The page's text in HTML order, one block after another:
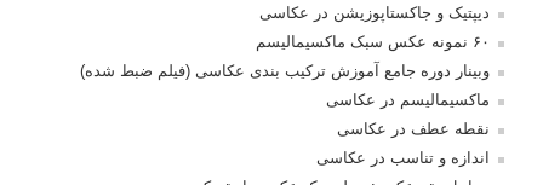
دیپتیک و جاکستا‌پوزیشن در عکاسی
۶۰ نمونه عکس سبک ماکسیمالیسم
وبینار دوره جامع آموزش ترکیب بندی عکاسی (فیلم ضبط شده)
ماکسیمالیسم در عکاسی
نقطه عطف در عکاسی
اندازه و تناسب در عکاسی